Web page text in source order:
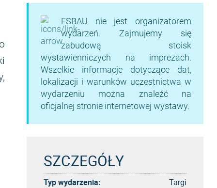
ESBAU nie jest organizatorem
wydarzeń. Zajmujemy się
zabudową stoisk
wystawienniczych na imprezach.
Wszelkie informacje dotyczące dat,
lokalizacji i warunków uczestnictwa w
wydarzeniu można znaleźć na
oficjalnej stronie internetowej wystawy.
SZCZEGÓŁY
Typ wydarzenia:
Targi